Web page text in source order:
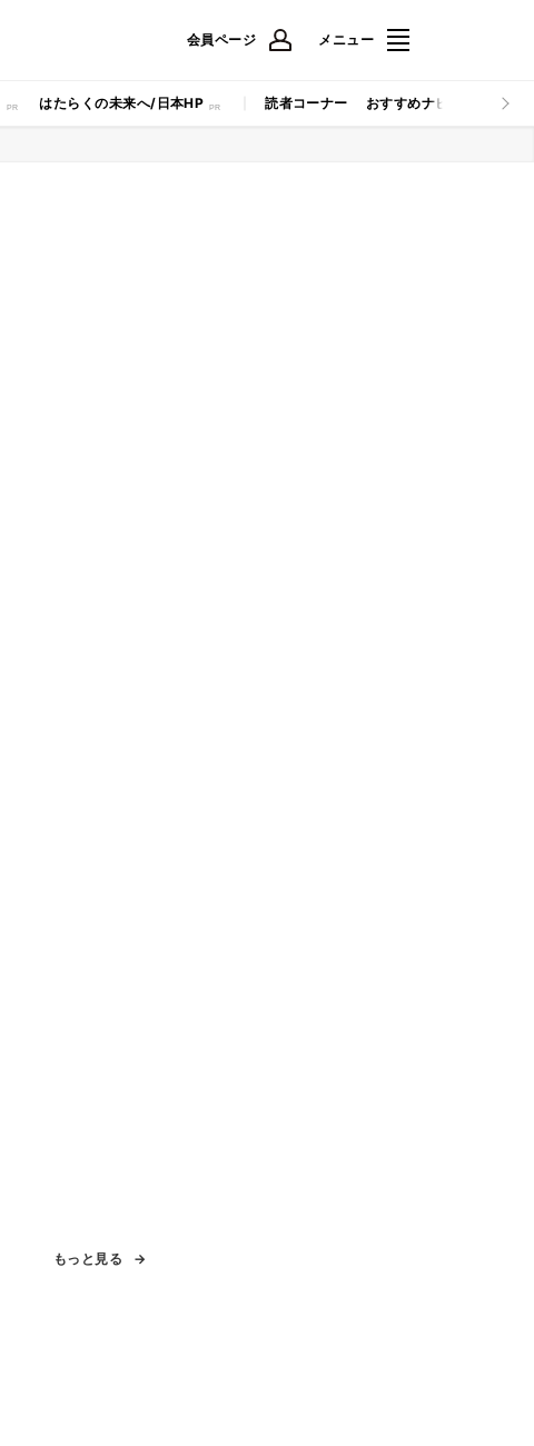
会員ページ メニュー
はたらくの未来へ/日本HP 読者コーナー おすすめナビ マイナビ
もっと見る